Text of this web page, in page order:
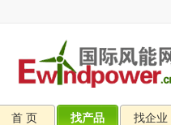
首 页 找产品 找企业